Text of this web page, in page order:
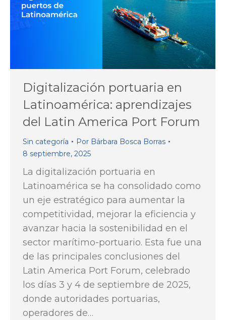
Digitalización portuaria en
Latinoamérica: aprendizajes
del Latin America Port Forum
Sin categoría Por Bárbara Bosca Borras
8 septiembre, 2025
La digitalización portuaria en
Latinoamérica se ha consolidado como
un eje estratégico para aumentar la
competitividad, mejorar la eficiencia y
avanzar hacia la sostenibilidad en el
sector marítimo-portuario. Esta fue una
de las principales conclusiones del
Latin America Port Forum, celebrado
los días 3 y 4 de septiembre de 2025,
donde autoridades portuarias,
operadores de…